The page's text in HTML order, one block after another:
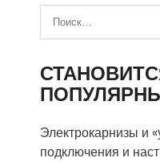
Электрокарнизы и
подключения и